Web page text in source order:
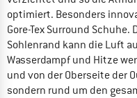
optimiert. Besonders
Gore-Tex Surround
Sohlenrand kann die Luft
Wasserdampf und Hitze
und von der Oberseite der
sondern rund um den